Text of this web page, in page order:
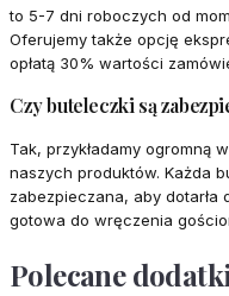
to 5-7 dni roboczych od
Oferujemy także opcję
opłatą 30% wartości
Czy buteleczki są
Tak, przykładamy ogromną
naszych produktów. Każda
zabezpieczana, aby dotarła
gotowa do wręczenia
Polecane dodatki